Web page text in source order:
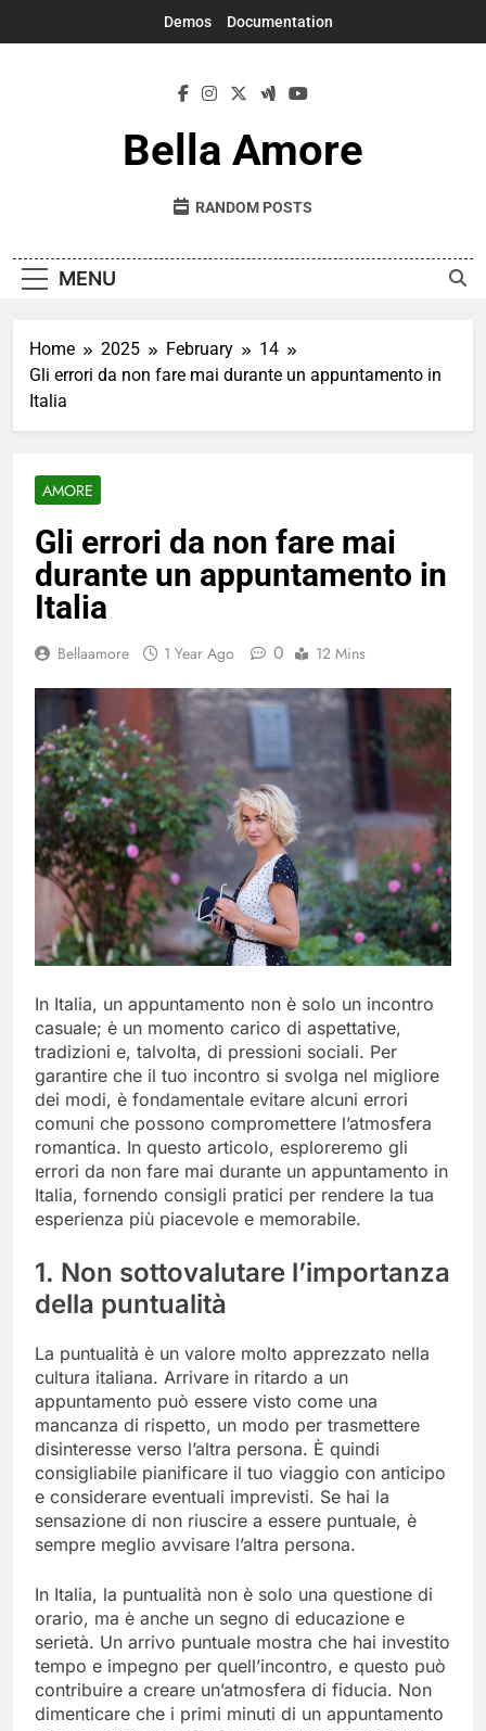
Demos Documentation
Bella Amore
RANDOM POSTS
MENU
Home 2025 February
14
Gli errori da non fare mai durante un appuntamento in
Italia
AMORE
Gli errori da non fare mai
durante un appuntamento in
Italia
Bellaamore 1 Year Ago 0 12 Mins
In Italia, un appuntamento non è solo un incontro
casuale; è un momento carico di aspettative,
tradizioni e, talvolta, di pressioni sociali. Per
garantire che il tuo incontro si svolga nel migliore
dei modi, è fondamentale evitare alcuni errori
comuni che possono compromettere l’atmosfera
romantica. In questo articolo, esploreremo gli
errori da non fare mai durante un appuntamento in
Italia, fornendo consigli pratici per rendere la tua
esperienza più piacevole e memorabile.
1. Non sottovalutare l’importanza
della puntualità
La puntualità è un valore molto apprezzato nella
cultura italiana. Arrivare in ritardo a un
appuntamento può essere visto come una
mancanza di rispetto, un modo per trasmettere
disinteresse verso l’altra persona. È quindi
consigliabile pianificare il tuo viaggio con anticipo
e considerare eventuali imprevisti. Se hai la
sensazione di non riuscire a essere puntuale, è
sempre meglio avvisare l’altra persona.
In Italia, la puntualità non è solo una questione di
orario, ma è anche un segno di educazione e
serietà. Un arrivo puntuale mostra che hai investito
tempo e impegno per quell’incontro, e questo può
contribuire a creare un’atmosfera di fiducia. Non
dimenticare che i primi minuti di un appuntamento